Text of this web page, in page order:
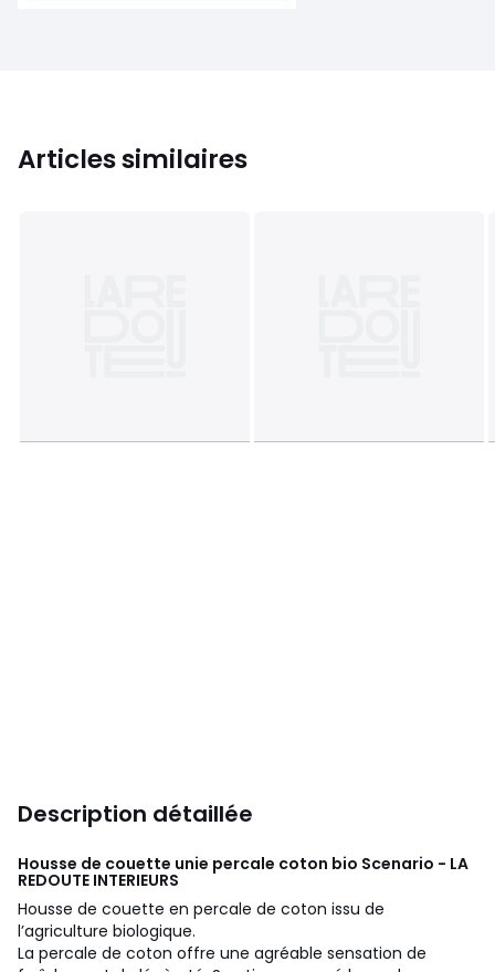
Articles similaires
Description détaillée
Housse de couette unie percale coton bio Scenario - LA
REDOUTE INTERIEURS
Housse de couette en percale de coton issu de
l’agriculture biologique.
La percale de coton offre une agréable sensation de